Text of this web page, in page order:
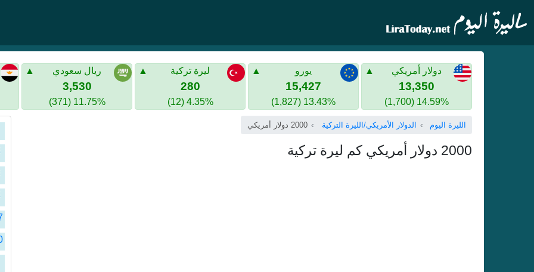
دولار أمريكي
13,350
14.59% (1,700)
يورو
15,427
13.43% (1,827)
ليرة تركية
280
4.35% (12)
ريال سعودي
3,530
11.75% (371)
الليرة اليوم الدولار الأمريكي/الليرة التركية 2000 دولار أمريكي
2000 دولار أمريكي كم ليرة تركية